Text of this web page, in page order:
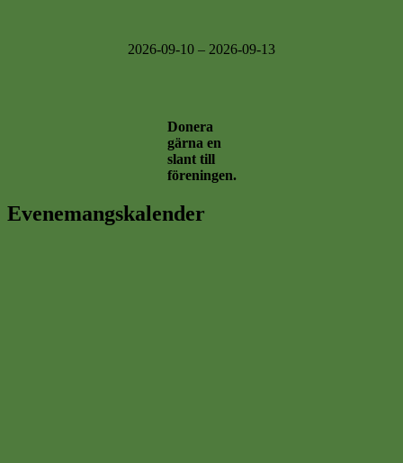
2026-09-10 – 2026-09-13
Donera
gärna en
slant till
föreningen.
Evenemangskalender